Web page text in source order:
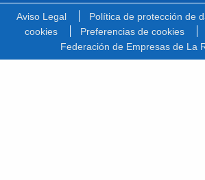
Aviso Legal Política de protección de
cookies
Preferencias de cookies
Federación de Empresas de La